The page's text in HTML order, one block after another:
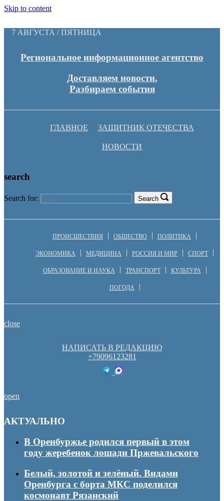
Skip to content
7 АВГУСТА / ПЯТНИЦА
Региональное информационное агентство
Доставляем новости.
Разбираем события
ГЛАВНОЕ ЗАЩИТНИК ОТЕЧЕСТВА
НОВОСТИ
search
Search for: Search
ПРОИСШЕСТВИЯ ОБЩЕСТВО ПОЛИТИКА
ЭКОНОМИКА МЕДИЦИНА РОССИЯ И МИР СПОРТ
ОБРАЗОВАНИЕ И НАУКА ТРАНСПОРТ КУЛЬТУРА
ПОГОДА
close
НАПИСАТЬ В РЕДАКЦИЮ
+79096123281
open
АКТУАЛЬНО
В Оренбуржье родился первый в этом
году жеребенок лошади Пржевальского
Белый, золотой и зелёный. Видами
Оренбурга с борта МКС поделился
космонавт Рязанский